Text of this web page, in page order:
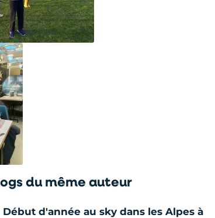
du même auteur
Début d'année au sky dans les Alpes à